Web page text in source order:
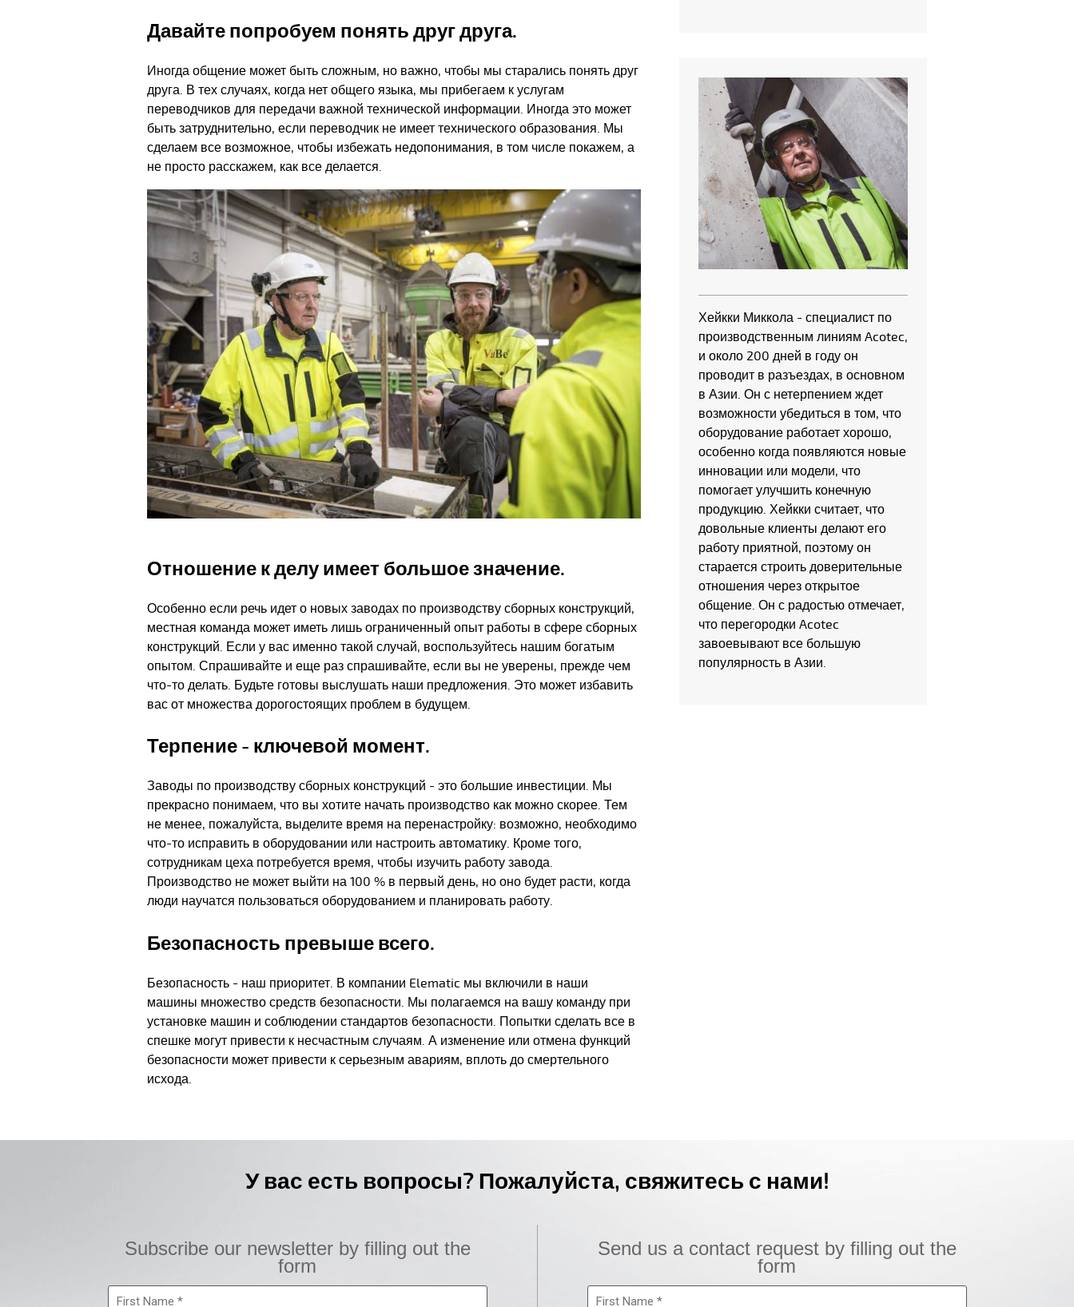
Давайте попробуем понять друг друга.
Иногда общение может быть сложным, но важно, чтобы мы старались понять друг
друга. В тех случаях, когда нет общего языка, мы прибегаем к услугам
переводчиков для передачи важной технической информации. Иногда это может
быть затруднительно, если переводчик не имеет технического образования. Мы
сделаем все возможное, чтобы избежать недопонимания, в том числе покажем, а
не просто расскажем, как все делается.
Отношение к делу имеет большое значение.
Особенно если речь идет о новых заводах по производству сборных конструкций,
местная команда может иметь лишь ограниченный опыт работы в сфере сборных
конструкций. Если у вас именно такой случай, воспользуйтесь нашим богатым
опытом. Спрашивайте и еще раз спрашивайте, если вы не уверены, прежде чем
что-то делать. Будьте готовы выслушать наши предложения. Это может избавить
вас от множества дорогостоящих проблем в будущем.
Терпение - ключевой момент.
Заводы по производству сборных конструкций - это большие инвестиции. Мы
прекрасно понимаем, что вы хотите начать производство как можно скорее. Тем
не менее, пожалуйста, выделите время на перенастройку: возможно, необходимо
что-то исправить в оборудовании или настроить автоматику. Кроме того,
сотрудникам цеха потребуется время, чтобы изучить работу завода.
Производство не может выйти на 100 % в первый день, но оно будет расти, когда
люди научатся пользоваться оборудованием и планировать работу.
Безопасность превыше всего.
Безопасность - наш приоритет. В компании Elematic мы включили в наши
машины множество средств безопасности. Мы полагаемся на вашу команду при
установке машин и соблюдении стандартов безопасности. Попытки сделать все в
спешке могут привести к несчастным случаям. А изменение или отмена функций
безопасности может привести к серьезным авариям, вплоть до смертельного
исхода.
Хейкки Миккола - специалист по
производственным линиям Acotec,
и около 200 дней в году он
проводит в разъездах, в основном
в Азии. Он с нетерпением ждет
возможности убедиться в том, что
оборудование работает хорошо,
особенно когда появляются новые
инновации или модели, что
помогает улучшить конечную
продукцию. Хейкки считает, что
довольные клиенты делают его
работу приятной, поэтому он
старается строить доверительные
отношения через открытое
общение. Он с радостью отмечает,
что перегородки Acotec
завоевывают все большую
популярность в Азии.
У вас есть вопросы? Пожалуйста, свяжитесь с нами!